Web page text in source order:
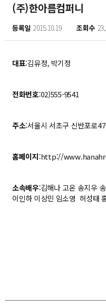
(주)한아름컴퍼니
등록일 2015.10.19 조회수
대표:김유정, 박기정
전화번호:02)555-9541
주소:서울시 서초구 신반포로
홈페이지:http://
소속배우:김해나 고온 송지우
이인하 이상민 임소영 허성태